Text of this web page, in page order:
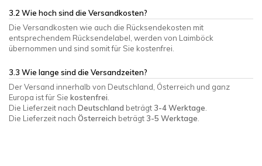
3.2 Wie hoch sind die Versandkosten?
Die Versandkosten wie auch die Rücksendekosten mit
entsprechendem Rücksendelabel, werden von Laimböck
übernommen und sind somit für Sie kostenfrei.
3.3 Wie lange sind die Versandzeiten?
Der Versand innerhalb von Deutschland, Österreich und ganz
Europa ist für Sie kostenfrei
Die Lieferzeit nach Deutschland beträgt 3-4 Werktage
Die Lieferzeit nach Österreich beträgt 3-5 Werktage